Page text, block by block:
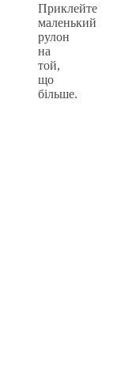
Приклейте
маленький
рулон
на
той,
що
більше.